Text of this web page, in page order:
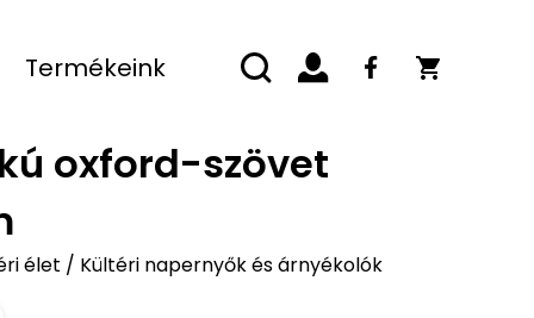
Termékeink
oxford-szövet
élet / Kültéri napernyők és árnyékolók